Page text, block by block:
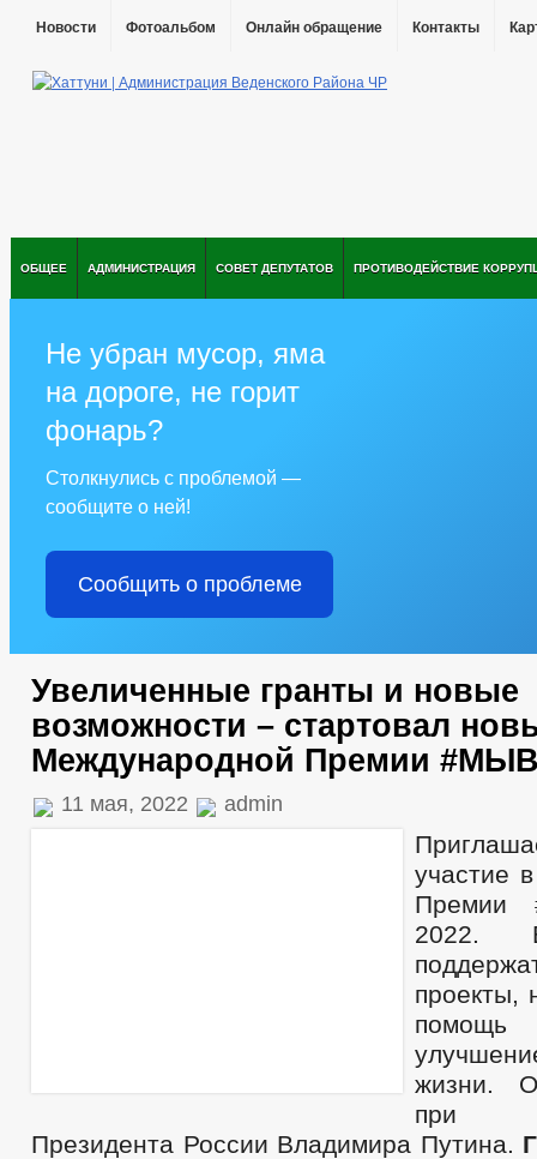
Новости Фотоальбом Онлайн обращение Контакты
ОБЩЕЕ АДМИНИСТРАЦИЯ СОВЕТ ДЕПУТАТОВ ПРОТИВОДЕЙСТВИЕ
Не убран мусор, яма
на дороге, не горит
фонарь?
Столкнулись с проблемой —
сообщите о ней!
Сообщить о проблеме
Увеличенные гранты и новые
возможности – стартовал
Международной Премии
11 мая, 2022 admin
участие
2022.
проекты,
жизни.
при
Президента России Владимира Путина.